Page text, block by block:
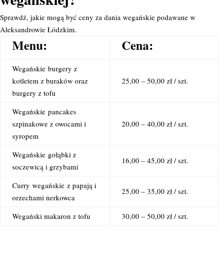
Sprawdź, jakie mogą być ceny za dania wegańskie podawane w
Aleksandrowie Łódzkim.
Menu: Cena:
Wegańskie burgery z
kotletem z buraków oraz
burgery z tofu
25,00 – 50,00 zł / szt.
Wegańskie pancakes
szpinakowe z owocami i
syropem
20,00 – 40,00 zł / szt.
Wegańskie gołąbki z
soczewicą i grzybami
16,00 – 45,00 zł / szt.
Curry wegańskie z papają i
orzechami nerkowca
25,00 – 35,00 zł / szt.
Wegański makaron z tofu 30,00 – 50,00 zł / szt.